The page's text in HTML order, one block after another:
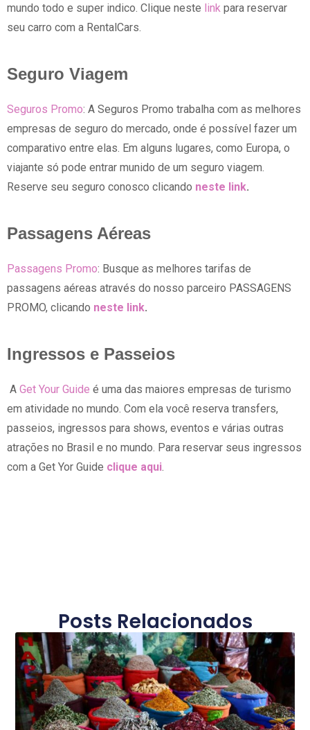
mundo todo e super indico. Clique neste link para reservar
seu carro com a RentalCars.
Seguro Viagem
Seguros Promo: A Seguros Promo trabalha com as melhores
empresas de seguro do mercado, onde é possível fazer um
comparativo entre elas. Em alguns lugares, como Europa, o
viajante só pode entrar munido de um seguro viagem.
Reserve seu seguro conosco clicando neste link.
Passagens Aéreas
Passagens Promo: Busque as melhores tarifas de
passagens aéreas através do nosso parceiro PASSAGENS
PROMO, clicando neste link.
Ingressos e Passeios
A Get Your Guide é uma das maiores empresas de turismo
em atividade no mundo. Com ela você reserva transfers,
passeios, ingressos para shows, eventos e várias outras
atrações no Brasil e no mundo. Para reservar seus ingressos
com a Get Yor Guide clique aqui
Posts Relacionados